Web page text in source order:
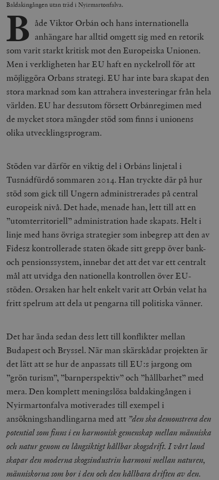
Baldakingången utan träd i Nyirmartonfalva.
B åde Viktor Orbán och hans internationella
anhängare har alltid omgett sig med en retorik
som varit starkt kritisk mot den Europeiska Unionen.
Men i verkligheten har EU haft en nyckelroll för att
möjliggöra Orbans strategi. EU har inte bara skapat den
stora marknad som kan attrahera investeringar från hela
världen. EU har dessutom försett Orbánregimen med
de mycket stora mängder stöd som finns i unionens
olika utvecklingsprogram.
Stöden var därför en viktig del i Orbáns linjetal i
Tusnádfürdő sommaren 2014. Han tryckte där på hur
stöd som gick till Ungern administrerades på central
europeisk nivå. Det hade, menade han, lett till att en
”utomterritoriell” administration hade skapats. Helt i
linje med hans övriga strategier som inbegrep att den av
Fidesz kontrollerade staten ökade sitt grepp över bank-
och pensionssystem, innebar det att det var ett centralt
mål att utvidga den nationella kontrollen över EU-
stöden. Orsaken har helt enkelt varit att Orbán velat ha
fritt spelrum att dela ut pengarna till politiska vänner.
Det har ända sedan dess lett till konflikter mellan
Budapest och Bryssel. När man skärskådar projekten är
det lätt att se hur de anpassats till EU:s jargong om
”grön turism”, ”barnperspektiv” och ”hållbarhet” med
mera. Den komplett meningslösa baldakingången i
Nyirmartonfalva motiverades till exempel i
ansökningshandlingarna med att ”den ska demonstrera den
potential som finns i en harmonisk gemenskap mellan människa
och natur genom en långsiktigt hållbar skogsdrift. I vårt land
skapar den moderna skogsindustrin harmoni mellan naturen,
människorna som bor i den och den hållbara driften av den.